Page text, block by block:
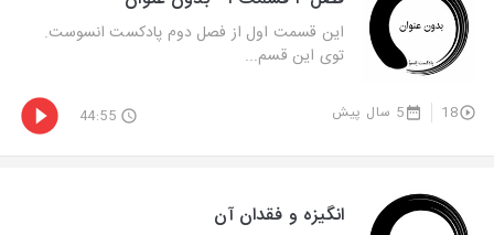
این قسمت اول از فصل دوم پادکست انسوست.
توی این قسم...
18 5 سال پیش 44:55
انگیزه و فقدان آن